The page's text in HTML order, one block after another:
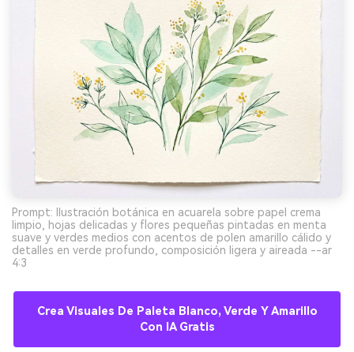
Prompt: Ilustración botánica en acuarela sobre papel crema
limpio, hojas delicadas y flores pequeñas pintadas en menta
suave y verdes medios con acentos de polen amarillo cálido y
detalles en verde profundo, composición ligera y aireada --ar
4:3
Crea Visuales De Paleta Blanco, Verde Y Amarillo
Con IA Gratis